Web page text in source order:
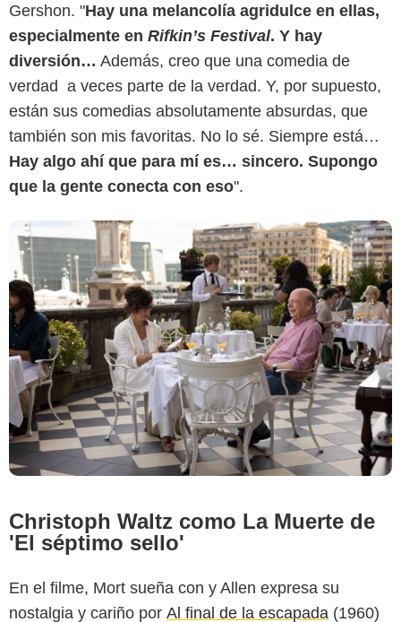
Gershon. "Hay una melancolía agridulce en ellas,
especialmente en Rifkin’s Festival. Y hay
diversión… Además, creo que una comedia de
verdad a veces parte de la verdad. Y, por supuesto,
están sus comedias absolutamente absurdas, que
también son mis favoritas. No lo sé. Siempre está…
Hay algo ahí que para mí es… sincero. Supongo
que la gente conecta con eso".
Christoph Waltz como La Muerte de
'El séptimo sello'
En el filme, Mort sueña con y Allen expresa su
nostalgia y cariño por Al final de la escapada (1960)